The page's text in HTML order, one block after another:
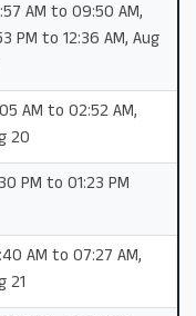
AM to 09:50 AM,
PM to 12:36 AM, Aug
AM to 02:52 AM,
20
PM to 01:23 PM
AM to 07:27 AM,
21